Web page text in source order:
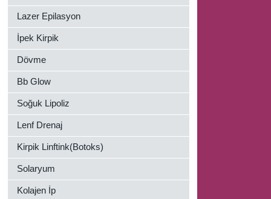
Lazer Epilasyon
İpek Kirpik
Dövme
Bb Glow
Soğuk Lipoliz
Lenf Drenaj
Kirpik Linftink(Botoks)
Solaryum
Kolajen İp